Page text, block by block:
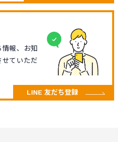
報、お知
ていただ
LINE 友だち登録